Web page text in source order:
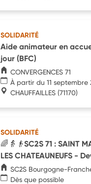
SOLIDARITÉ
Aide animateur en
jour (BFC)
CONVERGENCES 71
À partir du 11 septembre
CHAUFFAILLES (71170)
SOLIDARITÉ
🌈👵👴SC2S 71 : SAINT
LES CHATEAUNEUFS -
SC2S Bourgogne-
Dès que possible